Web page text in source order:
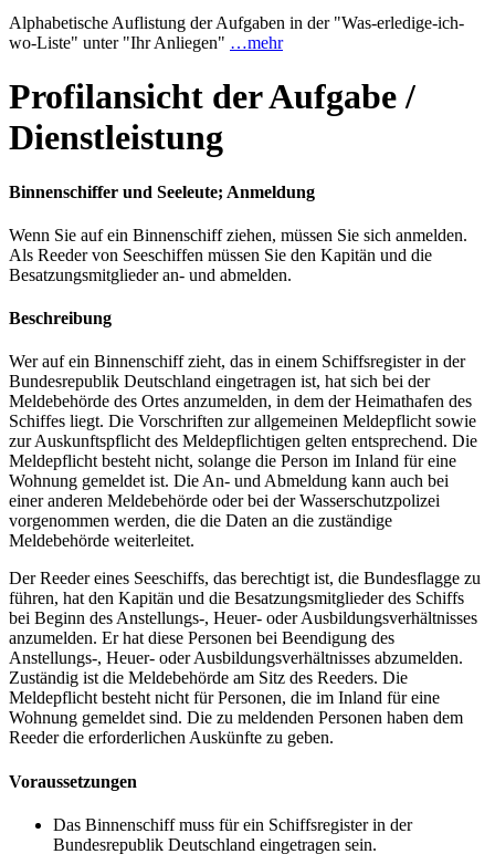
Alphabetische Auflistung der Aufgaben in der "Was-erledige-ich-
wo-Liste" unter "Ihr Anliegen" …mehr
Profilansicht der Aufgabe /
Dienstleistung
Binnenschiffer und Seeleute; Anmeldung
Wenn Sie auf ein Binnenschiff ziehen, müssen Sie sich anmelden.
Als Reeder von Seeschiffen müssen Sie den Kapitän und die
Besatzungsmitglieder an- und abmelden.
Beschreibung
Wer auf ein Binnenschiff zieht, das in einem Schiffsregister in der
Bundesrepublik Deutschland eingetragen ist, hat sich bei der
Meldebehörde des Ortes anzumelden, in dem der Heimathafen des
Schiffes liegt. Die Vorschriften zur allgemeinen Meldepflicht sowie
zur Auskunftspflicht des Meldepflichtigen gelten entsprechend. Die
Meldepflicht besteht nicht, solange die Person im Inland für eine
Wohnung gemeldet ist. Die An- und Abmeldung kann auch bei
einer anderen Meldebehörde oder bei der Wasserschutzpolizei
vorgenommen werden, die die Daten an die zuständige
Meldebehörde weiterleitet.
Der Reeder eines Seeschiffs, das berechtigt ist, die Bundesflagge zu
führen, hat den Kapitän und die Besatzungsmitglieder des Schiffs
bei Beginn des Anstellungs-, Heuer- oder Ausbildungsverhältnisses
anzumelden. Er hat diese Personen bei Beendigung des
Anstellungs-, Heuer- oder Ausbildungsverhältnisses abzumelden.
Zuständig ist die Meldebehörde am Sitz des Reeders. Die
Meldepflicht besteht nicht für Personen, die im Inland für eine
Wohnung gemeldet sind. Die zu meldenden Personen haben dem
Reeder die erforderlichen Auskünfte zu geben.
Voraussetzungen
Das Binnenschiff muss für ein Schiffsregister in der
Bundesrepublik Deutschland eingetragen sein.